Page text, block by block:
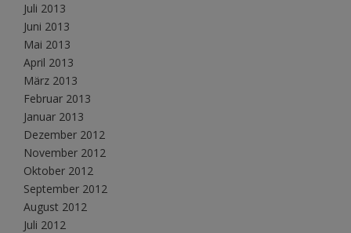
Juli 2013
Juni 2013
Mai 2013
April 2013
März 2013
Februar 2013
Januar 2013
Dezember 2012
November 2012
Oktober 2012
September 2012
August 2012
Juli 2012